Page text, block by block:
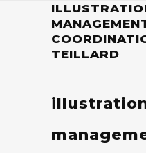
TEILLARD